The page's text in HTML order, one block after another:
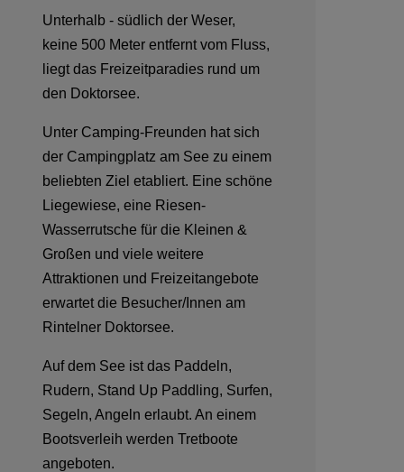
Unterhalb - südlich der Weser,
keine 500 Meter entfernt vom Fluss,
liegt das Freizeitparadies rund um
den Doktorsee.
Unter Camping-Freunden hat sich
der Campingplatz am See zu einem
beliebten Ziel etabliert. Eine schöne
Liegewiese, eine Riesen-
Wasserrutsche für die Kleinen &
Großen und viele weitere
Attraktionen und Freizeitangebote
erwartet die Besucher/Innen am
Rintelner Doktorsee.
Auf dem See ist das Paddeln,
Rudern, Stand Up Paddling, Surfen,
Segeln, Angeln erlaubt. An einem
Bootsverleih werden Tretboote
angeboten.